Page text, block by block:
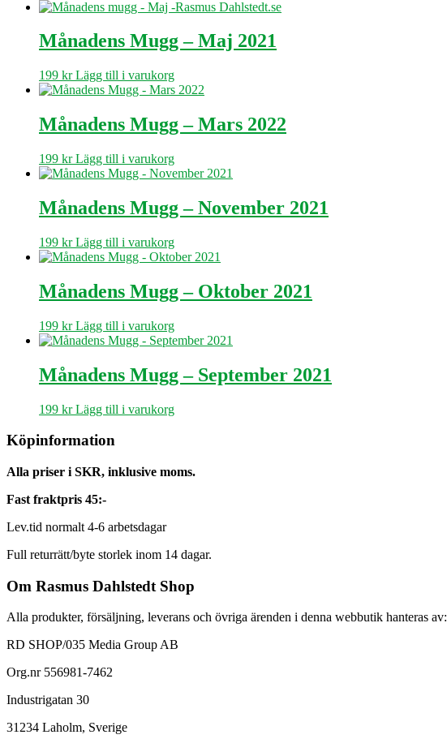
Månadens Mugg – Maj 2021
199 kr Lägg till i varukorg
Månadens Mugg – Mars 2022
199 kr Lägg till i varukorg
Månadens Mugg – November 2021
199 kr Lägg till i varukorg
Månadens Mugg – Oktober 2021
199 kr Lägg till i varukorg
Månadens Mugg – September 2021
199 kr Lägg till i varukorg
Köpinformation
Alla priser i SKR, inklusive moms.
Fast fraktpris 45:-
Lev.tid normalt 4-6 arbetsdagar
Full returrätt/byte storlek inom 14 dagar.
Om Rasmus Dahlstedt Shop
Alla produkter, försäljning, leverans och övriga ärenden i denna webbutik hanteras av:
RD SHOP/035 Media Group AB
Org.nr 556981-7462
Industrigatan 30
31234 Laholm, Sverige